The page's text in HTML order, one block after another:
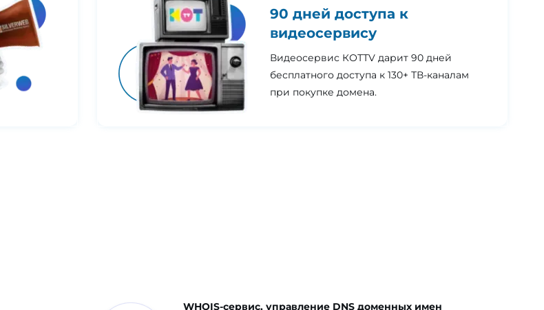
90 дней доступа к
видеосервису
Видеосервис КОТТV дарит 90 дней
бесплатного доступа к 130+ ТВ-каналам
при покупке домена.
WHOIS-сервис, управление DNS доменных имен